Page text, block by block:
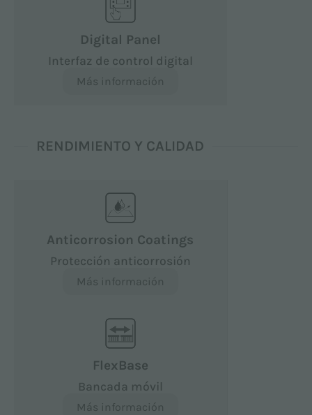
Digital Panel
Interfaz de control digital
Más información
RENDIMIENTO Y CALIDAD
Anticorrosion Coatings
Protección anticorrosión
Más información
FlexBase
Bancada móvil
Más información